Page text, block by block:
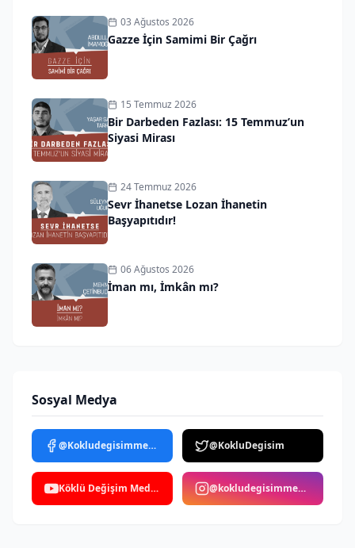
03 Ağustos 2026
Gazze İçin Samimi Bir Çağrı
15 Temmuz 2026
Bir Darbeden Fazlası: 15 Temmuz’un
Siyasi Mirası
24 Temmuz 2026
Sevr İhanetse Lozan İhanetin
Başyapıtıdır!
06 Ağustos 2026
İman mı, İmkân mı?
Sosyal Medya
@Kokludegisimmedya @KokluDegisim
Köklü Değişim Medya @kokludegisimmedya